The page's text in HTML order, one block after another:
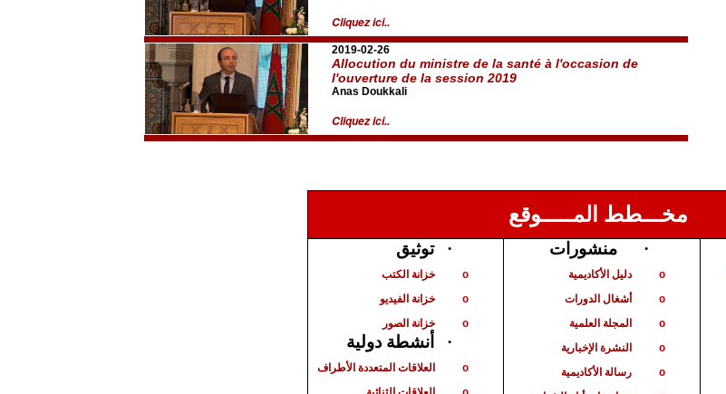
Cliquez ici..
2019-02-26
Allocution du ministre de la santé à l'occasion de
l'ouverture de la session 2019
Anas Doukkali
Cliquez ici..
مخـــطط المـــــوقع
· توثيق
o خزانة الكتب
o خزانة الفيديو
o خزانة الصور
· أنشطة دولية
o العلاقات المتعددة الأطراف
· منشورات
o دليل الأكاديمية
o أشغال الدورات
o المجلة العلمية
o النشرة الإخبارية
o رسالة الأكاديمية